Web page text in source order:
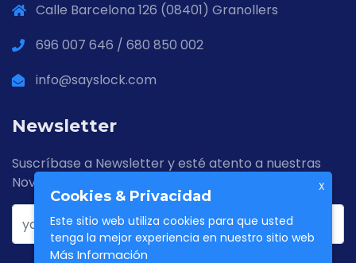
Calle Barcelona 126 (08401) Granollers
696 007 646 / 680 850 002
info@sayslock.com
Newsletter
Suscríbase a Newsletter y esté atento a nuestras
Novedades
X
Cookies & Privacidad
Este sitio web utiliza cookies para que usted
tenga la mejor experiencia en nuestro sitio web
Más Información